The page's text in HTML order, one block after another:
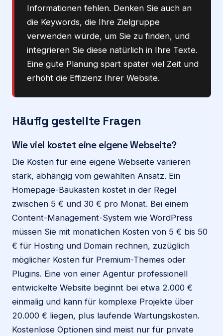
Informationen fehlen. Denken Sie auch an
die Keywords, die Ihre Zielgruppe
verwenden würde, um Sie zu finden, und
integrieren Sie diese natürlich in Ihre Texte.
Eine gute Planung spart später viel Zeit und
erhöht die Effizienz Ihrer Website.
Häufig gestellte Fragen
Wie viel kostet eine eigene Webseite?
Die Kosten für eine eigene Webseite variieren
stark, abhängig vom gewählten Ansatz. Ein
Homepage-Baukasten kostet in der Regel
zwischen 5 € und 30 € pro Monat. Bei einem
Content-Management-System wie WordPress
müssen Sie mit monatlichen Kosten von 5 € bis 50
€ für Hosting und Domain rechnen, zuzüglich
möglicher Kosten für Premium-Themes oder
Plugins. Eine von einer Agentur professionell
entwickelte Website beginnt bei etwa 2.000 €
einmalig und kann für komplexe Projekte über
20.000 € liegen, plus laufende Wartungskosten.
Kostenlose Optionen sind meist nur für private